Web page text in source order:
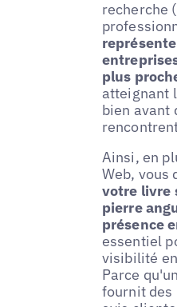
recherche
plus
atteignant
bien avant
Ainsi, en
Web, vous
votre livre
pierre
présence
essentiel
visibilité
Parce
fournit des